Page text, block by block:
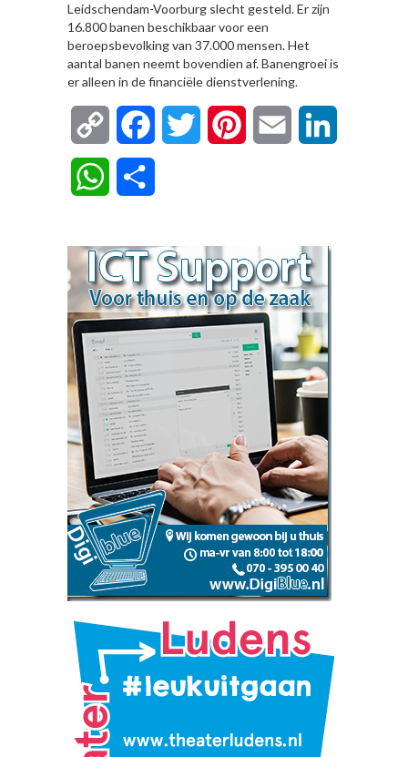
Leidschendam-Voorburg slecht gesteld. Er zijn
16.800 banen beschikbaar voor een
beroepsbevolking van 37.000 mensen. Het
aantal banen neemt bovendien af. Banengroei is
er alleen in de financiële dienstverlening.
Copy
Link
FacebookTwitter Pinterest Email
WhatsApp